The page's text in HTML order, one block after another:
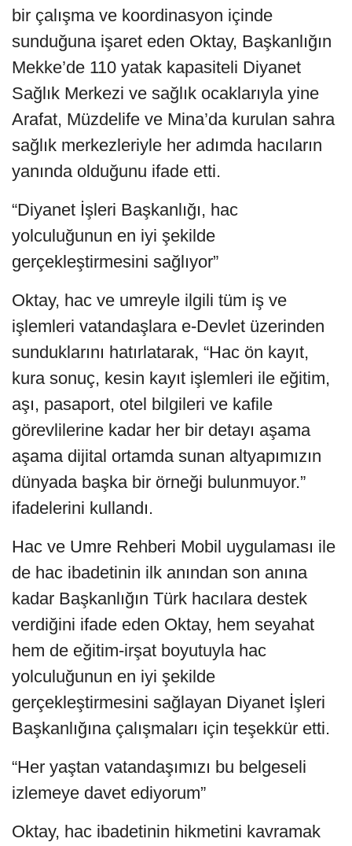
bir çalışma ve koordinasyon içinde
sunduğuna işaret eden Oktay, Başkanlığın
Mekke’de 110 yatak kapasiteli Diyanet
Sağlık Merkezi ve sağlık ocaklarıyla yine
Arafat, Müzdelife ve Mina’da kurulan sahra
sağlık merkezleriyle her adımda hacıların
yanında olduğunu ifade etti.
“Diyanet İşleri Başkanlığı, hac
yolculuğunun en iyi şekilde
gerçekleştirmesini sağlıyor”
Oktay, hac ve umreyle ilgili tüm iş ve
işlemleri vatandaşlara e-Devlet üzerinden
sunduklarını hatırlatarak, “Hac ön kayıt,
kura sonuç, kesin kayıt işlemleri ile eğitim,
aşı, pasaport, otel bilgileri ve kafile
görevlilerine kadar her bir detayı aşama
aşama dijital ortamda sunan altyapımızın
dünyada başka bir örneği bulunmuyor.”
ifadelerini kullandı.
Hac ve Umre Rehberi Mobil uygulaması ile
de hac ibadetinin ilk anından son anına
kadar Başkanlığın Türk hacılara destek
verdiğini ifade eden Oktay, hem seyahat
hem de eğitim-irşat boyutuyla hac
yolculuğunun en iyi şekilde
gerçekleştirmesini sağlayan Diyanet İşleri
Başkanlığına çalışmaları için teşekkür etti.
“Her yaştan vatandaşımızı bu belgeseli
izlemeye davet ediyorum”
Oktay, hac ibadetinin hikmetini kavramak